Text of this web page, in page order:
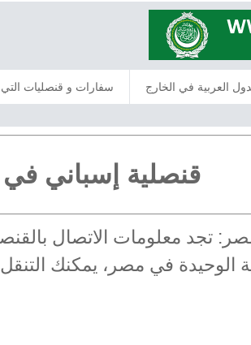
العربية في الخارج سفارات و قنصليات
قنصلية إسباني في
مصر: تجد معلومات الاتصال
الوحيدة في مصر، يمكنك